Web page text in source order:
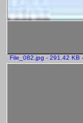
File_082.jpg - 291.42 KB